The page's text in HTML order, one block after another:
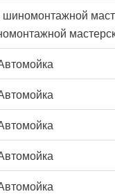
шиномонтажной